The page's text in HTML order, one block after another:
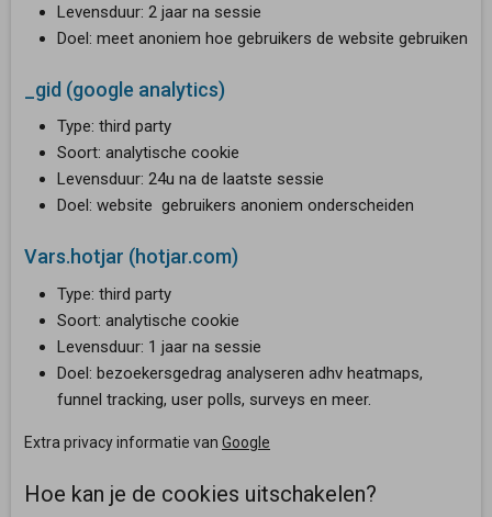
Levensduur: 2 jaar na sessie
Doel: meet anoniem hoe gebruikers de website gebruiken
_gid (google analytics)
Type: third party
Soort: analytische cookie
Levensduur: 24u na de laatste sessie
Doel: website gebruikers anoniem onderscheiden
Vars.hotjar (hotjar.com)
Type: third party
Soort: analytische cookie
Levensduur: 1 jaar na sessie
Doel: bezoekersgedrag analyseren adhv heatmaps,
funnel tracking, user polls, surveys en meer.
Extra privacy informatie van Google
Hoe kan je de cookies uitschakelen?